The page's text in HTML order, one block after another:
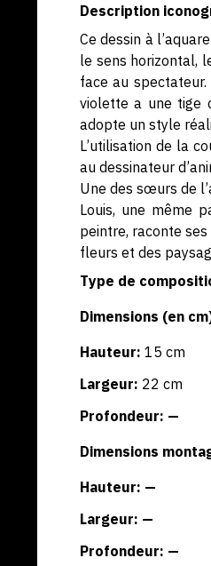
Description
Ce dessin à
le sens horizontal,
face au
violette a une tige
adopte un style
L’utilisation de la
au dessinateur
Une des sœurs de
Louis, une même
peintre, raconte
fleurs et des
Type de
Dimensions (en
Hauteur: 15 cm
Largeur: 22 cm
Profondeur: —
Dimensions
Hauteur: —
Largeur: —
Profondeur: —